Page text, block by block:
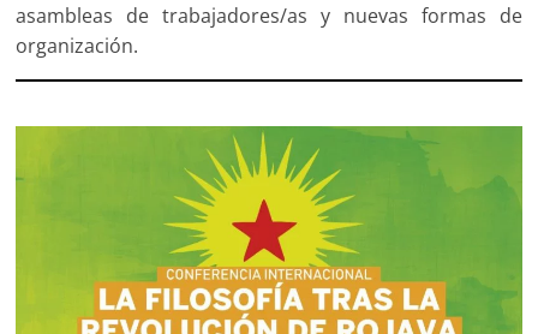
asambleas de trabajadores/as y nuevas formas de
organización.